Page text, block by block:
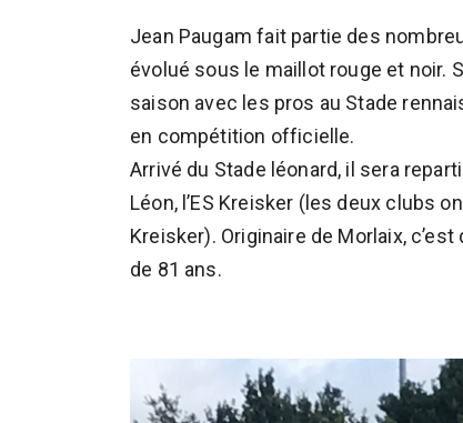
Jean Paugam fait partie des
évolué sous le maillot rouge et noir.
saison avec les pros au Stade
en compétition officielle.
Arrivé du Stade léonard, il sera
Léon, l’ES Kreisker (les deux clubs
Kreisker). Originaire de Morlaix,
de 81 ans.